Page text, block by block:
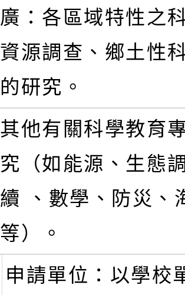
廣：各區域特性之
資源調查、鄉土性
的研究。
其他有關科學教育
究（如能源、生態
續 、數學、防災、
等）。
申請單位：以學校